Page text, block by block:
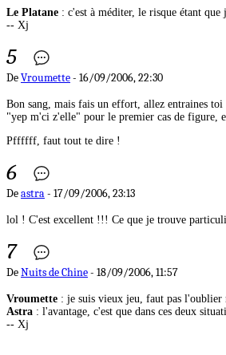
Le Platane : c'est à méditer, le risque étant
-- Xj
5
DeVroumette- 16/09/2006, 22:30
Bon sang, mais fais un effort, allez entraines toi
"yep m'ci z'elle" pour le premier cas de figure,
Pffffff, faut tout te dire !
6
Deastra- 17/09/2006, 23:13
lol ! C'est excellent !!! Ce que je trouve
7
DeNuits de Chine- 18/09/2006, 11:57
Vroumette : je suis vieux jeu, faut pas l'oublier
Astra : l'avantage, c'est que dans ces deux
-- Xj